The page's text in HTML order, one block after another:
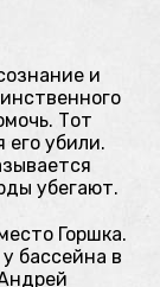
и
Тот
его убили.
убегают.
Горшка.
бассейна в